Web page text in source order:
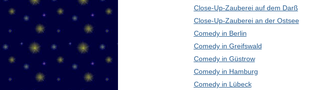
Close-Up-Zauberei auf dem Darß
Close-Up-Zauberei an der Ostsee
Comedy in Berlin
Comedy in Greifswald
Comedy in Güstrow
Comedy in Hamburg
Comedy in Lübeck